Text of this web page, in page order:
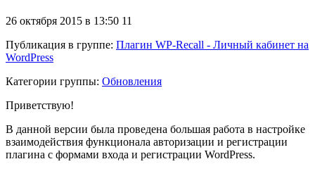
26 октября 2015 в 13:50 11
Публикация в группе: Плагин WP-Recall - Личный кабинет на
WordPress
Категории группы: Обновления
Приветствую!
В данной версии была проведена большая работа в настройке
взаимодействия функционала авторизации и регистрации
плагина с формами входа и регистрации WordPress.